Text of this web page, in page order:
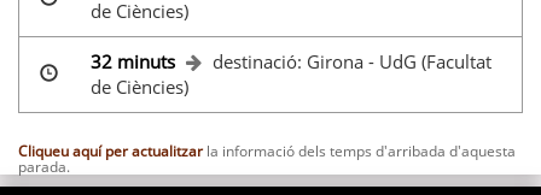
de Ciències)
32 minuts
destinació: Girona - UdG (Facultat
de Ciències)
Cliqueu aquí per actualitzarla informació dels temps d'arribada d'aquesta
parada.